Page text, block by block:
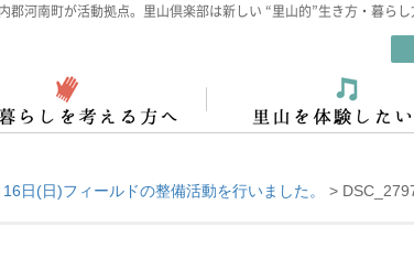
郡河南町が活動拠点。里山倶楽部は新しい “里山的”生き方・暮らし
日(日)フィールドの整備活動を行いました。 >